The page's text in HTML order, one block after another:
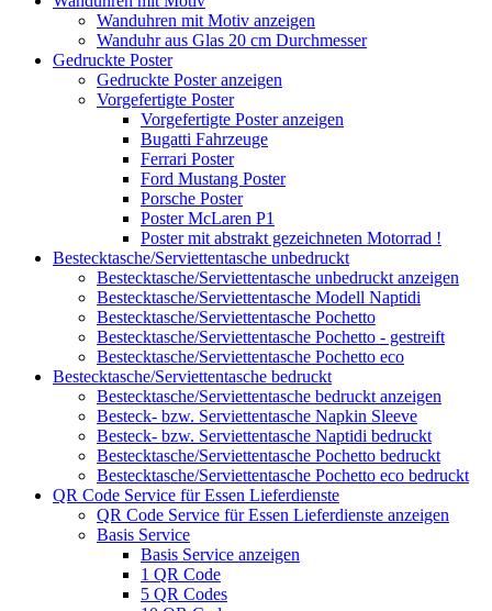
Wanduhren mit Motiv anzeigen
Wanduhr aus Glas 20 cm Durchmesser
Gedruckte Poster
Gedruckte Poster anzeigen
Vorgefertigte Poster
Vorgefertigte Poster anzeigen
Bugatti Fahrzeuge
Ferrari Poster
Ford Mustang Poster
Porsche Poster
Poster McLaren P1
Poster mit abstrakt gezeichneten Motorrad !
Bestecktasche/Serviettentasche unbedruckt
Bestecktasche/Serviettentasche unbedruckt anzeigen
Bestecktasche/Serviettentasche Modell Naptidi
Bestecktasche/Serviettentasche Pochetto
Bestecktasche/Serviettentasche Pochetto - gestreift
Bestecktasche/Serviettentasche Pochetto eco
Bestecktasche/Serviettentasche bedruckt
Bestecktasche/Serviettentasche bedruckt anzeigen
Besteck- bzw. Serviettentasche Napkin Sleeve
Besteck- bzw. Serviettentasche Naptidi bedruckt
Bestecktasche/Serviettentasche Pochetto bedruckt
Bestecktasche/Serviettentasche Pochetto eco bedruckt
QR Code Service für Essen Lieferdienste
QR Code Service für Essen Lieferdienste anzeigen
Basis Service
Basis Service anzeigen
1 QR Code
5 QR Codes